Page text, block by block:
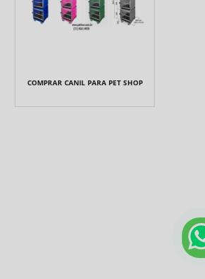
COMPRAR CANIL PARA PET SHOP